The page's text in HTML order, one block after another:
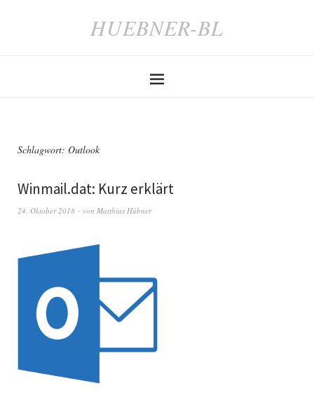
HUEBNER-BL
Schlagwort: Outlook
Winmail.dat: Kurz erklärt
24. Oktober 2018 von Matthias Hübner